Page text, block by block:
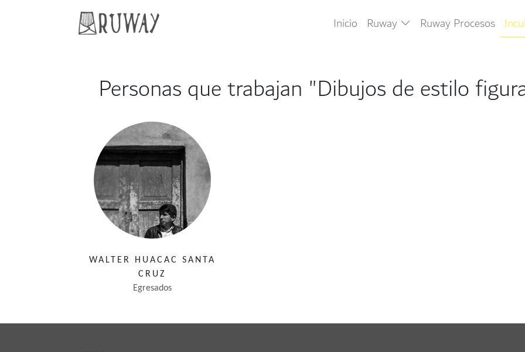
Inicio Ruway Ruway Procesos
Personas que trabajan "Dibujos de estilo
WALTER HUACAC SANTA
CRUZ
Egresados